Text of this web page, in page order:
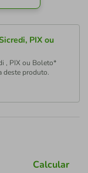
PIX ou
, PIX ou Boleto*
deste produto.
Calcular